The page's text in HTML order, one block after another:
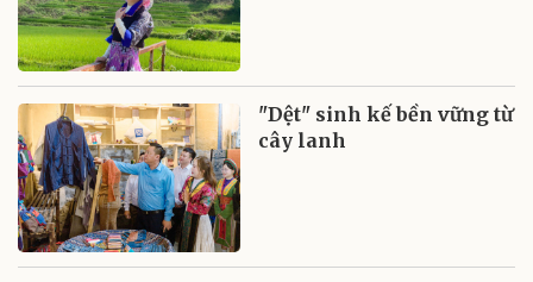
"Dệt" sinh kế bền vững từ
cây lanh